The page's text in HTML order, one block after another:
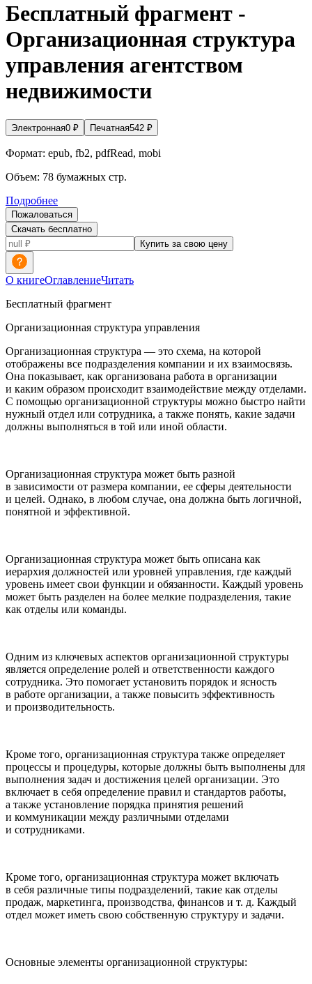
Бесплатный фрагмент -
Организационная структура
управления агентством
недвижимости
Электронная0 ₽ Печатная542 ₽
Формат: epub, fb2, pdfRead, mobi
Объем: 78 бумажных стр.
Подробнее
Пожаловаться
Скачать бесплатно
Купить за свою цену
О книгеОглавлениеЧитать
Бесплатный фрагмент
Организационная структура управления
Организационная структура — это схема, на которой
отображены все подразделения компании и их взаимосвязь.
Она показывает, как организована работа в организации
и каким образом происходит взаимодействие между отделами.
С помощью организационной структуры можно быстро найти
нужный отдел или сотрудника, а также понять, какие задачи
должны выполняться в той или иной области.
Организационная структура может быть разной
в зависимости от размера компании, ее сферы деятельности
и целей. Однако, в любом случае, она должна быть логичной,
понятной и эффективной.
Организационная структура может быть описана как
иерархия должностей или уровней управления, где каждый
уровень имеет свои функции и обязанности. Каждый уровень
может быть разделен на более мелкие подразделения, такие
как отделы или команды.
Одним из ключевых аспектов организационной структуры
является определение ролей и ответственности каждого
сотрудника. Это помогает установить порядок и ясность
в работе организации, а также повысить эффективность
и производительность.
Кроме того, организационная структура также определяет
процессы и процедуры, которые должны быть выполнены для
выполнения задач и достижения целей организации. Это
включает в себя определение правил и стандартов работы,
а также установление порядка принятия решений
и коммуникации между различными отделами
и сотрудниками.
Кроме того, организационная структура может включать
в себя различные типы подразделений, такие как отделы
продаж, маркетинга, производства, финансов и т. д. Каждый
отдел может иметь свою собственную структуру и задачи.
Основные элементы организационной структуры: